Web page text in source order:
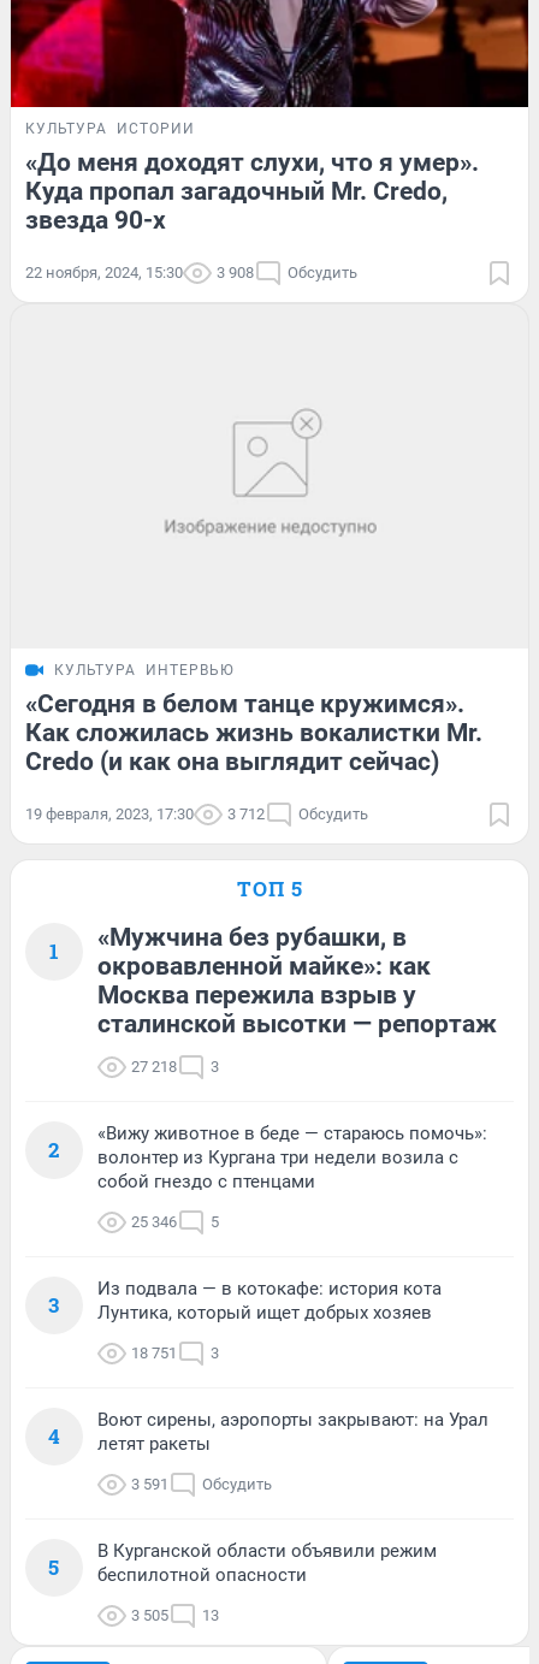
КУЛЬТУРА ИСТОРИИ
«До меня доходят слухи, что я умер».
Куда пропал загадочный Mr. Credo,
звезда 90-х
22 ноября, 2024, 15:30 3 908 Обсудить
КУЛЬТУРА ИНТЕРВЬЮ
«Сегодня в белом танце кружимся».
Как сложилась жизнь вокалистки Mr.
Credo (и как она выглядит сейчас)
19 февраля, 2023, 17:30 3 712 Обсудить
ТОП 5
1
«Мужчина без рубашки, в
окровавленной майке»: как
Москва пережила взрыв у
сталинской высотки — репортаж
27 218 3
2
«Вижу животное в беде — стараюсь помочь»:
волонтер из Кургана три недели возила с
собой гнездо с птенцами
25 346 5
3
Из подвала — в котокафе: история кота
Лунтика, который ищет добрых хозяев
18 751 3
4
Воют сирены, аэропорты закрывают: на Урал
летят ракеты
3 591 Обсудить
5
В Курганской области объявили режим
беспилотной опасности
3 505 13